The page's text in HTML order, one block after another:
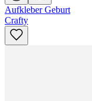
Aufkleber Geburt
Crafty